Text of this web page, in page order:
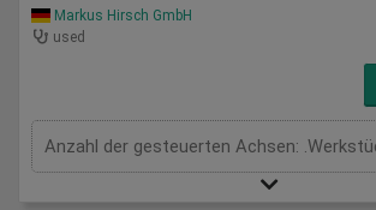
Markus Hirsch GmbH
used